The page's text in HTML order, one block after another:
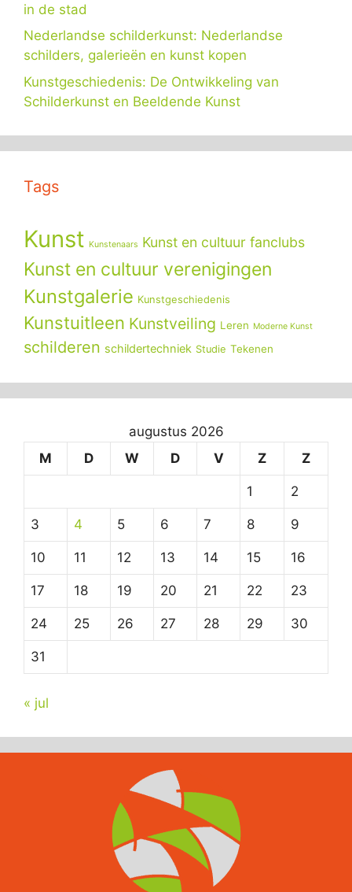
in de stad
Nederlandse schilderkunst: Nederlandse
schilders, galerieën en kunst kopen
Kunstgeschiedenis: De Ontwikkeling van
Schilderkunst en Beeldende Kunst
Tags
Kunst Kunstenaars Kunst en cultuur fanclubs
Kunst en cultuur verenigingen
Kunstgalerie Kunstgeschiedenis
Kunstuitleen Kunstveiling Leren Moderne Kunst
schilderen schildertechniek Studie Tekenen
augustus 2026
M
D W D V Z Z
1 2
3 4 5 6 7 8 9
10 11 12 13 14 15 16
17 18 19 20 21 22 23
24 25 26 27 28 29 30
31
« jul